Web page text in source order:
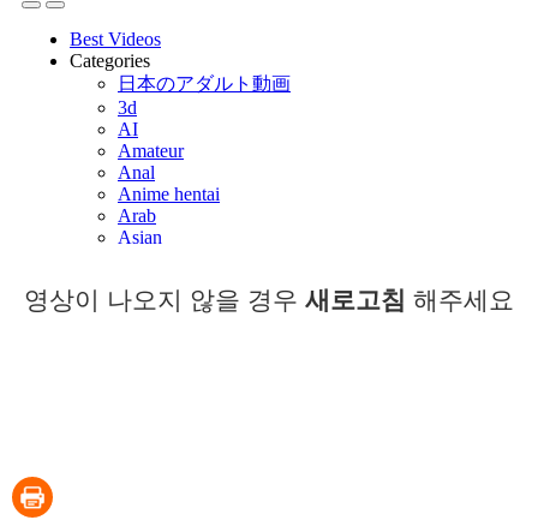
영상이 나오지 않을 경우 새로고침 해주세요